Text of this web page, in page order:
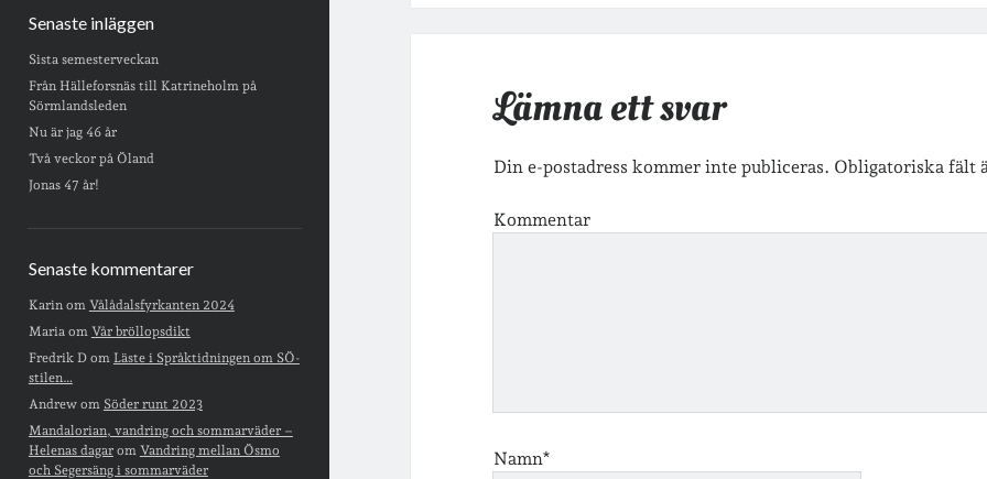
Senaste inläggen
Sista semesterveckan
Från Hälleforsnäs till Katrineholm på
Sörmlandsleden
Nu är jag 46 år
Två veckor på Öland
Jonas 47 år!
Senaste kommentarer
Karin om Vålådalsfyrkanten 2024
Maria om Vår bröllopsdikt
Fredrik Dom Läste i Språktidningen om SÖ-
stilen…
Andrewom Söder runt 2023
Mandalorian, vandring och sommarväder –
Helenas dagarom Vandring mellan Ösmo
och Segersäng i sommarväder
Lämna ett svar
Din e-postadress kommer inte publiceras. Obligatoriska fält
Kommentar
Namn*